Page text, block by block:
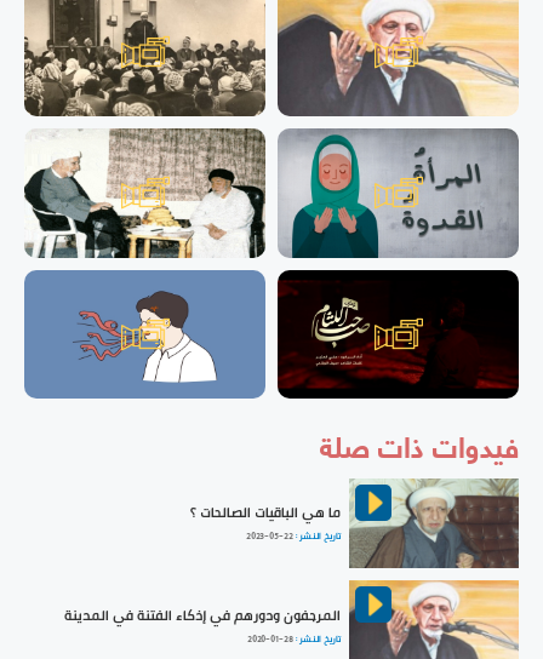
فيدوات ذات صلة
ما هي الباقيات الصالحات ؟
تاريخ النشر :2023-05-22
المرجفون ودورهم في إذكاء الفتنة في المدينة
تاريخ النشر :2020-01-28